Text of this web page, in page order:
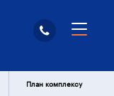
План комплексу